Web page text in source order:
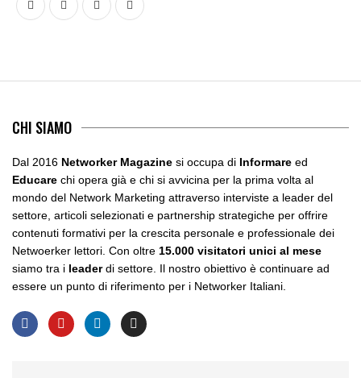
CHI SIAMO
Dal 2016 Networker Magazine si occupa di Informare ed
Educare chi opera già e chi si avvicina per la prima volta al
mondo del Network Marketing attraverso interviste a leader del
settore, articoli selezionati e partnership strategiche per offrire
contenuti formativi per la crescita personale e professionale dei
Netwoerker lettori. Con oltre 15.000 visitatori unici al mese
siamo tra i leaderdi settore. Il nostro obiettivo è continuare ad
essere un punto di riferimento per i Networker Italiani.